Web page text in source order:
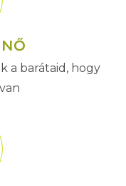
a barátaid, hogy